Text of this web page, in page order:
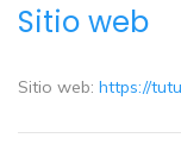
Sitio web
Sitio web: https://